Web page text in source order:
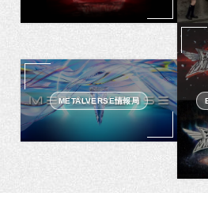
METALVERSE情報局